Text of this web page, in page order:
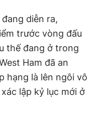
diễn ra,
trước vòng đấu
thế đang ở trong
Ham đã an
hạng là lên ngôi vô
lập kỷ lục mới ở